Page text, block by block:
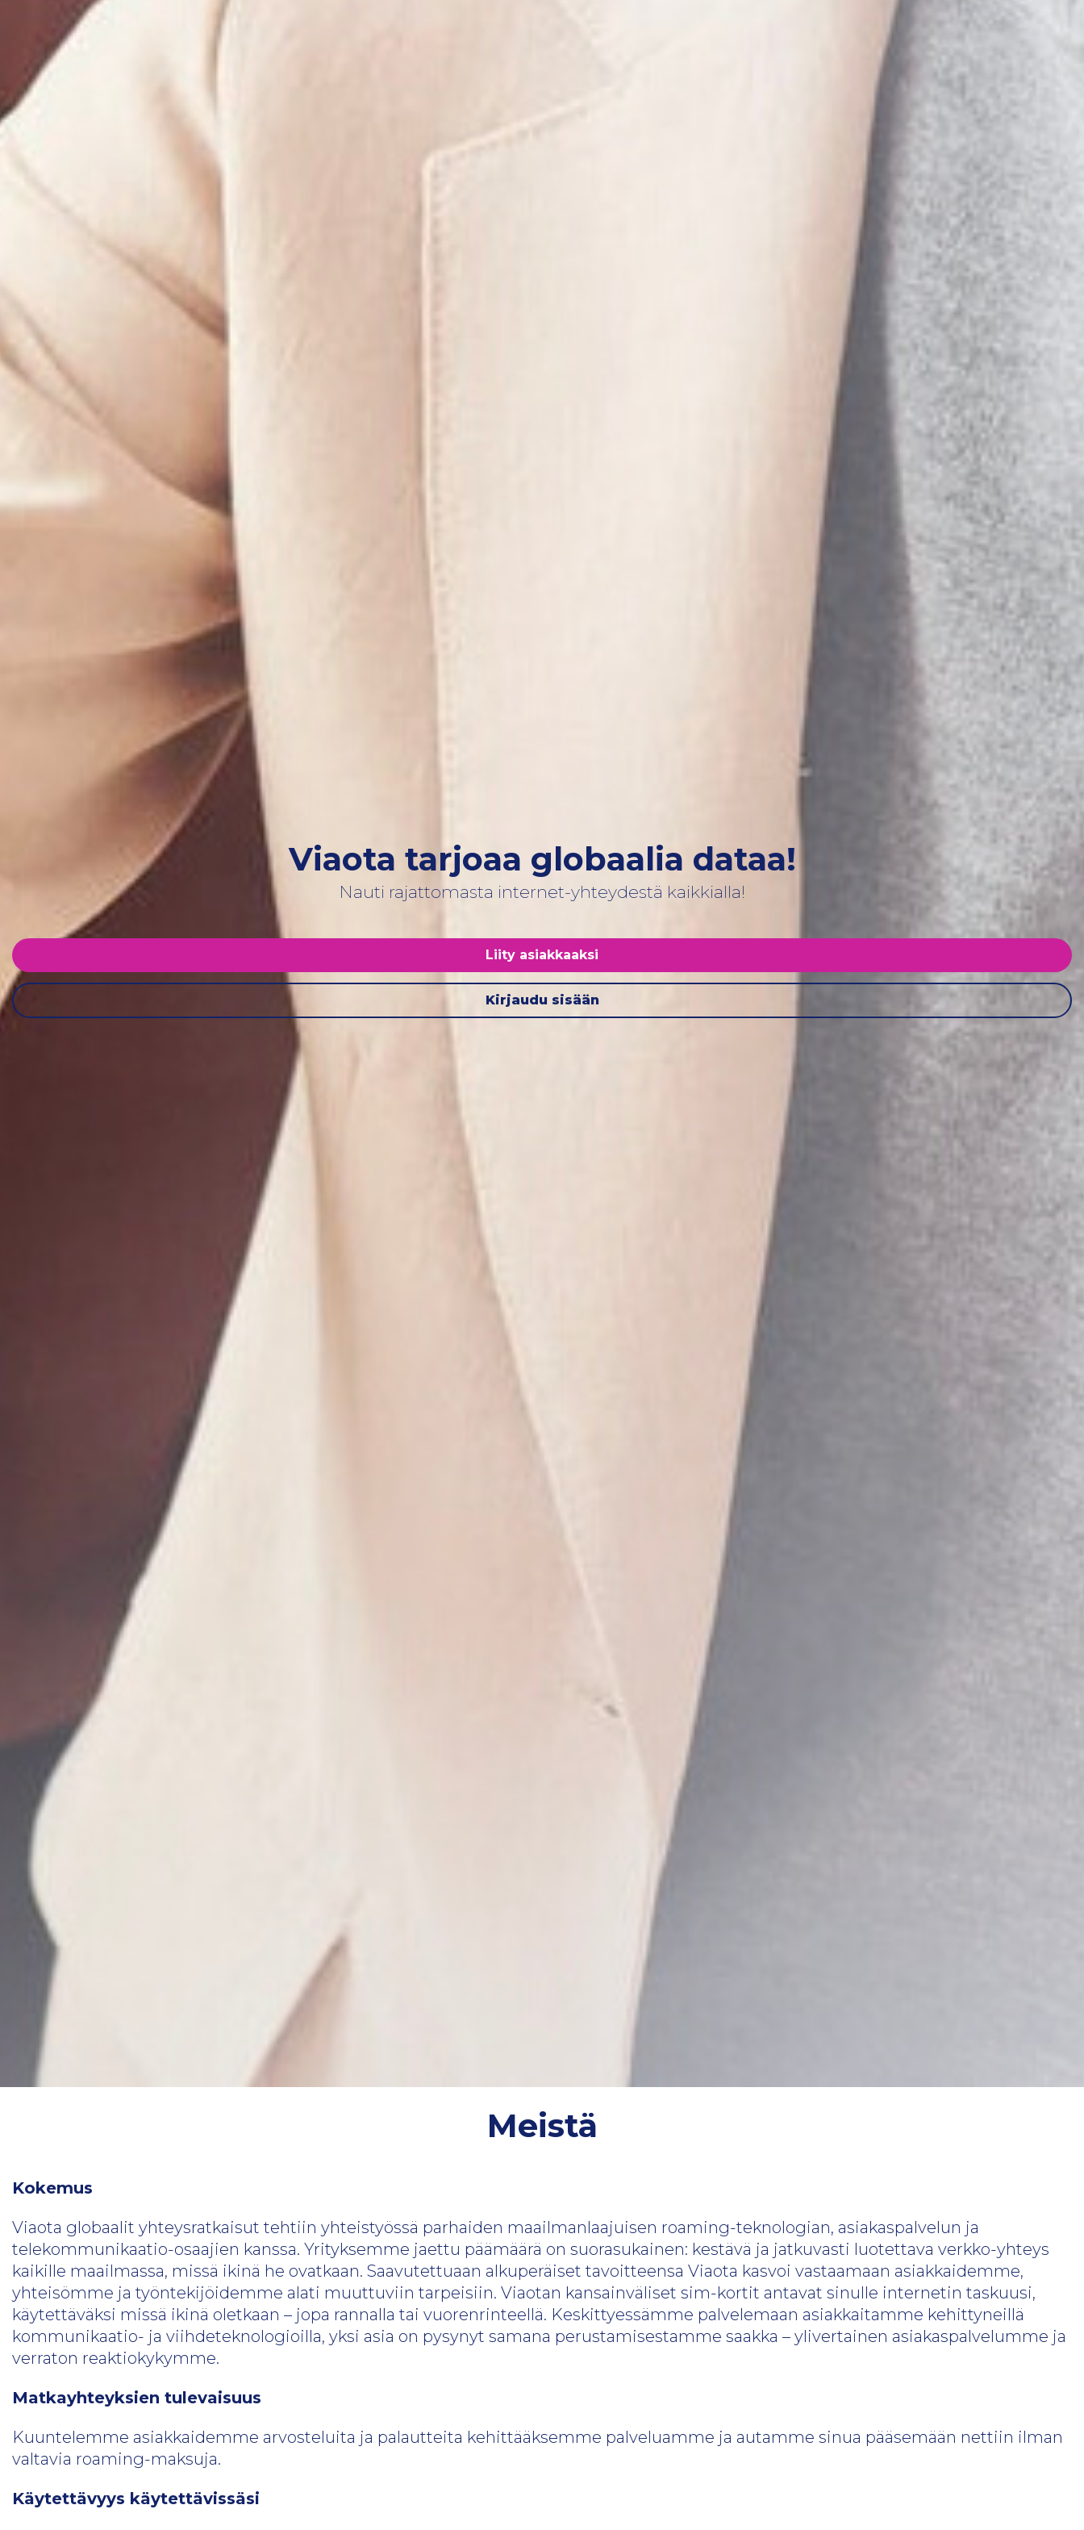
Viaota tarjoaa globaalia dataa!
Nauti rajattomasta internet-yhteydestä kaikkialla!
Liity asiakkaaksi
Kirjaudu sisään
Meistä
Kokemus
Viaota globaalit yhteysratkaisut tehtiin yhteistyössä parhaiden maailmanlaajuisen roaming-teknologian, asiakaspalvelun ja
telekommunikaatio-osaajien kanssa. Yrityksemme jaettu päämäärä on suorasukainen: kestävä ja jatkuvasti luotettava verkko-yhteys
kaikille maailmassa, missä ikinä he ovatkaan. Saavutettuaan alkuperäiset tavoitteensa Viaota kasvoi vastaamaan asiakkaidemme,
yhteisömme ja työntekijöidemme alati muuttuviin tarpeisiin. Viaotan kansainväliset sim-kortit antavat sinulle internetin taskuusi,
käytettäväksi missä ikinä oletkaan – jopa rannalla tai vuorenrinteellä. Keskittyessämme palvelemaan asiakkaitamme kehittyneillä
kommunikaatio- ja viihdeteknologioilla, yksi asia on pysynyt samana perustamisestamme saakka – ylivertainen asiakaspalvelumme ja
verraton reaktiokykymme.
Matkayhteyksien tulevaisuus
Kuuntelemme asiakkaidemme arvosteluita ja palautteita kehittääksemme palveluamme ja autamme sinua pääsemään nettiin ilman
valtavia roaming-maksuja.
Käytettävyys käytettävissäsi